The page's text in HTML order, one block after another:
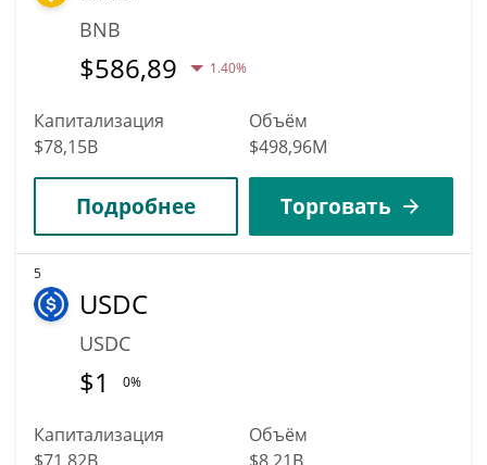
BNB
$586,89 1.40%
Капитализация
$78,15B
Объём
$498,96M
Подробнее Торговать
5
USDC
USDC
$1 0%
Капитализация
Объём